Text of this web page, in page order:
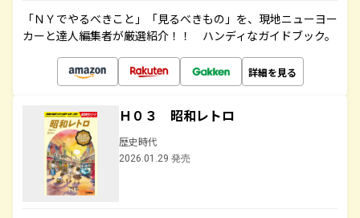
「ＮＹでやるべきこと」「見るべきもの」を、現地ニューヨー
カーと達人編集者が厳選紹介！！ ハンディなガイドブック。
詳細を見る
Ｈ０３ 昭和レトロ
歴史時代
2026.01.29 発売